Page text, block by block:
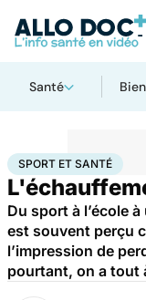
Santé
AccueilBien-êtreSport
SPORT ET SANTÉ
Du sport à l’école
est souvent perçu
l’impression de
pourtant, on a tout